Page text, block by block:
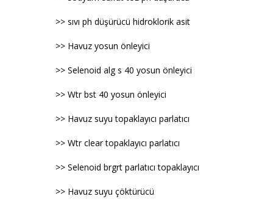
>> sıvı ph düşürücü hidroklorik asit
>> Havuz yosun önleyici
>> Selenoid alg s 40 yosun önleyici
>> Wtr bst 40 yosun önleyici
>> Havuz suyu topaklayıcı parlatıcı
>> Wtr clear topaklayıcı parlatıcı
>> Selenoid brgrt parlatıcı topaklayıcı
>> Havuz suyu çöktürücü